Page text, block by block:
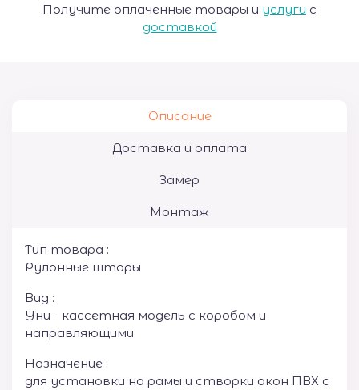
Получите оплаченные товары и услуги с
доставкой
Описание
Доставка и оплата
Замер
Монтаж
Тип товара :
Рулонные шторы
Вид :
Уни - кассетная модель с коробом и
направляющими
Назначение :
для установки на рамы и створки окон ПВХ с